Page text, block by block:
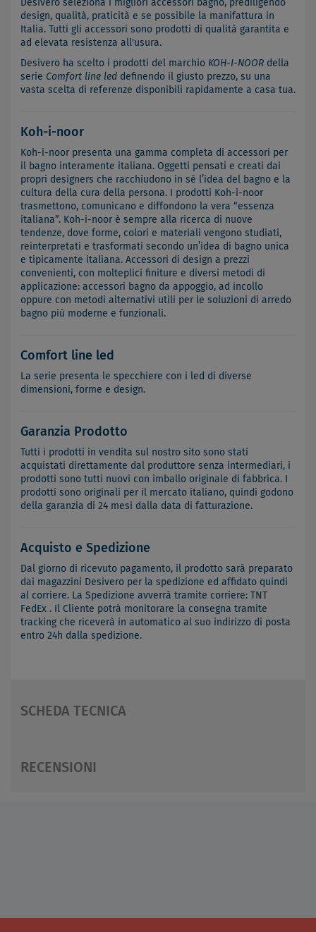
Desivero seleziona i migliori accessori bagno, prediligendo
design, qualità, praticità e se possibile la manifattura in
Italia. Tutti gli accessori sono prodotti di qualità garantita e
ad elevata resistenza all'usura.
Desivero ha scelto i prodotti del marchio KOH-I-NOOR della
serie Comfort line led definendo il giusto prezzo, su una
vasta scelta di referenze disponibili rapidamente a casa tua.
Koh-i-noor
Koh-i-noor presenta una gamma completa di accessori per
il bagno interamente italiana. Oggetti pensati e creati dai
propri designers che racchiudono in sè l’idea del bagno e la
cultura della cura della persona. I prodotti Koh-i-noor
trasmettono, comunicano e diffondono la vera “essenza
italiana”. Koh-i-noor è sempre alla ricerca di nuove
tendenze, dove forme, colori e materiali vengono studiati,
reinterpretati e trasformati secondo un’idea di bagno unica
e tipicamente italiana. Accessori di design a prezzi
convenienti, con molteplici finiture e diversi metodi di
applicazione: accessori bagno da appoggio, ad incollo
oppure con metodi alternativi utili per le soluzioni di arredo
bagno più moderne e funzionali.
Comfort line led
La serie presenta le specchiere con i led di diverse
dimensioni, forme e design.
Garanzia Prodotto
Tutti i prodotti in vendita sul nostro sito sono stati
acquistati direttamente dal produttore senza intermediari, i
prodotti sono tutti nuovi con imballo originale di fabbrica. I
prodotti sono originali per il mercato italiano, quindi godono
della garanzia di 24 mesi dalla data di fatturazione.
Acquisto e Spedizione
Dal giorno di ricevuto pagamento, il prodotto sarà preparato
dai magazzini Desivero per la spedizione ed affidato quindi
al corriere. La Spedizione avverrà tramite corriere: TNT
FedEx . Il Cliente potrà monitorare la consegna tramite
tracking che riceverà in automatico al suo indirizzo di posta
entro 24h dalla spedizione.
SCHEDA TECNICA
RECENSIONI